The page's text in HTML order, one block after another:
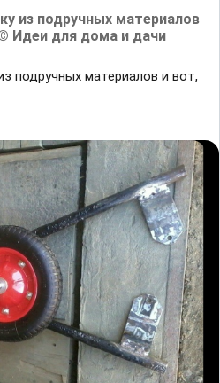
из подручных материалов
Идеи для дома и дачи
подручных материалов и вот,